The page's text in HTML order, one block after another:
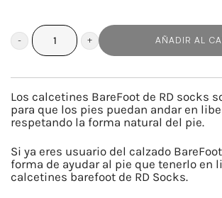
BAREFOOT
SKY
cantidad
AÑADIR AL
Los calcetines BareFoot de RD socks
para que los pies puedan andar en
respetando la forma natural del pie.
Si ya eres usuario del calzado
forma de ayudar al pie que tenerlo en
calcetines barefoot de RD Socks.